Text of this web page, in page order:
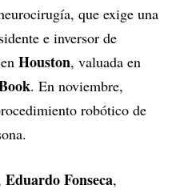
que exige una
e inversor de
Houston, valuada en
. En noviembre,
robótico de
Eduardo Fonseca,